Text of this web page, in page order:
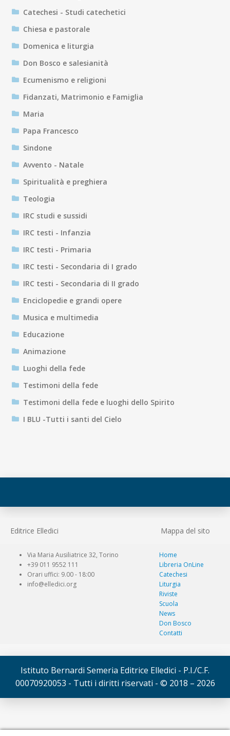
Catechesi - Studi catechetici
Chiesa e pastorale
Domenica e liturgia
Don Bosco e salesianità
Ecumenismo e religioni
Fidanzati, Matrimonio e Famiglia
Maria
Papa Francesco
Sindone
Avvento - Natale
Spiritualità e preghiera
Teologia
IRC studi e sussidi
IRC testi - Infanzia
IRC testi - Primaria
IRC testi - Secondaria di I grado
IRC testi - Secondaria di II grado
Enciclopedie e grandi opere
Musica e multimedia
Educazione
Animazione
Luoghi della fede
Testimoni della fede
Testimoni della fede e luoghi dello Spirito
I BLU -Tutti i santi del Cielo
Editrice Elledici Mappa del sito
Via Maria Ausiliatrice 32, Torino
+39 011 9552 111
Orari uffici: 9.00 - 18:00
info@elledici.org
Home
Libreria OnLine
Catechesi
Liturgia
Riviste
Scuola
News
Don Bosco
Contatti
Istituto Bernardi Semeria Editrice Elledici - P.I./C.F.
00070920053 - Tutti i diritti riservati - © 2018 – 2026